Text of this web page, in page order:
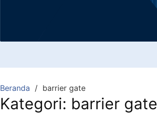
Beranda barrier gate
Kategori: barrier gate